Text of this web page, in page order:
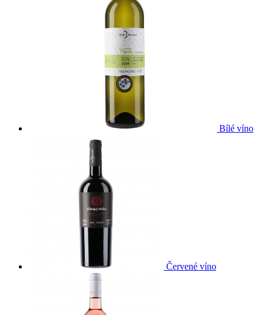
Bílé víno
Červené víno